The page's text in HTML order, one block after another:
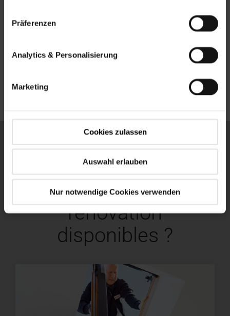
Präferenzen
Analytics & Personalisierung
Marketing
Cookies zulassen
Auswahl erlauben
Nur notwendige Cookies verwenden
Demander des conseils
Quelles sont les
fenêtres de
remplacement et de
rénovation
disponibles ?